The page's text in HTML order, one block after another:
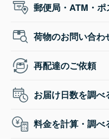
郵便局・ATM・
荷物のお問い合わ
再配達のご依頼
お届け日数を調べ
料金を計算・調べ